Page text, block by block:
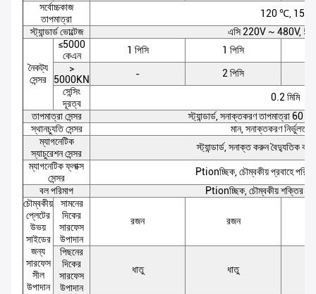
সর্বোচ্চকাজ
তাপমাত্রা
120 ℃, 150
স্ট্যান্ডার্ড ভোল্টেজ
এসি 220V ~ 480V,
নৈকট্য
সেন্সর
≤5000
কেএন
1 পিসি
1 পিসি
>
5000KN
- 2 পিসি
সেন্সিং
দূরত্ব
0.2 মিমি
তাপমাত্রা সেন্সর
স্ট্যান্ডার্ড, সনাক্তকরণ তাপমাত্রা 60
স্থানচ্যুতি সেন্সর
মান, সনাক্তকরণ নির্ভুলতা
ম্যাগনেটিক
স্যাচুরেশন সেন্সর
স্ট্যান্ডার্ড, সনাক্ত করুন বৈদ্যুতিক
ম্যাগনেটিক ফ্লাক্স
সেন্সর
Ptionচ্ছিক, চৌম্বকীয় প্রবাহে
বল পরিমাপ
Ptionচ্ছিক, চৌম্বকীয় শক্তির
চৌম্বকীয়
প্লেটের
উভয়
সাইডের
জন্য
সারফেস
সীল
উপাদান
সামনের
দিকের
সারফেস
উপাদান
রজন রজন
পিছনের
দিকের
সারফেস
উপাদান
ধাতু ধাতু